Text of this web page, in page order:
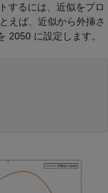
するには、近似をプロ
えば、近似から外挿さ
2050 に設定します。